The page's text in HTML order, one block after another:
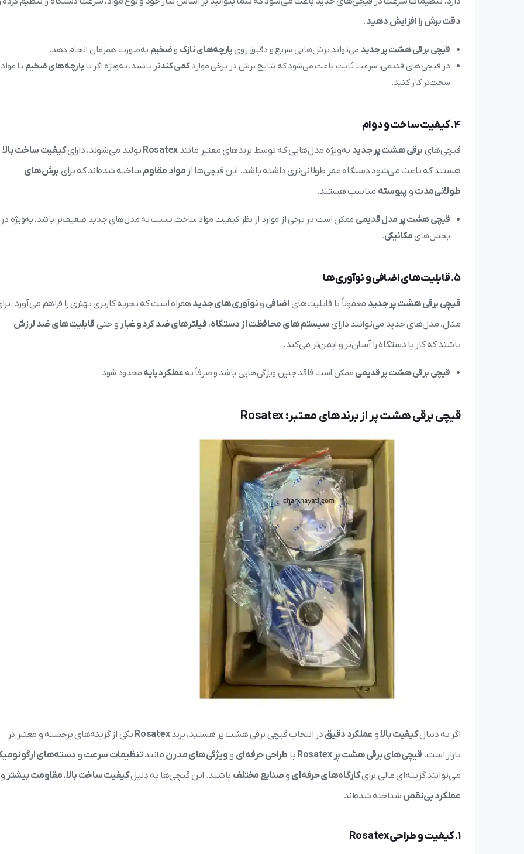
دقت برش را افزایش دهید.
قیچی برقی هشت پر جدید می‌تواند برش‌هایی سریع و دقیق روی پارچه‌های نازک و ضخیم به‌صورت همزمان انجام دهد.
در قیچی‌های قدیمی، سرعت ثابت باعث می‌شود که نتایج برش در برخی مواردکمی کندتر باشند، به‌ویژه اگر با پارچه‌های ضخیم یا مواد
سخت‌تر کار کنید.
4. کیفیت ساخت و دوام
قیچی‌های برقی هشت پر جدید به‌ویژه مدل‌هایی که توسط برندهای معتبر مانندRosatex تولید می‌شوند، دارایکیفیت ساخت بالا
هستند که باعث می‌شود دستگاه عمر طولانی‌تری داشته باشد. این قیچی‌ها از مواد مقاوم ساخته شده‌اند که برای برش‌های
طولانی‌مدت و پیوسته مناسب هستند.
قیچی هشت پر مدل قدیمی ممکن است در برخی از موارد از نظر کیفیت مواد ساخت نسبت به مدل‌های جدید ضعیف‌تر باشد، به‌ویژه در
بخش‌های مکانیکی.
5. قابلیت‌های اضافی و نوآوری‌ها
قیچی برقی هشت پر جدید معمولاً با قابلیت‌های اضافی ونوآوری‌های جدید همراه است که تجربه کاربری بهتری را فراهم می‌آورد.
مثال، مدل‌های جدید می‌توانند دارایسیستم‌های محافظت از دستگاه، فیلترهای ضد گرد و غبار و حتی قابلیت‌های ضد لرزش
باشند که کار با دستگاه را آسان‌تر و ایمن‌تر می‌کند.
قیچی برقی هشت پر قدیمی ممکن است فاقد چنین ویژگی‌هایی باشد و صرفاً به عملکرد پایه محدود شود.
قیچی برقی هشت پر از برندهای معتبر: Rosatex
اگر به دنبالکیفیت بالاو عملکرد دقیق در انتخاب قیچی برقی هشت پر هستید، برندRosatex یکی از گزینه‌های برجسته و معتبر در
بازار است. قیچی‌های برقی هشت پر Rosatex با طراحی حرفه‌ای وویژگی‌های مدرن مانند تنظیمات سرعت و دسته‌های
می‌توانند گزینه‌ای عالی برایکارگاه‌های حرفه‌ای وصنایع مختلف باشند. این قیچی‌ها به دلیلکیفیت ساخت بالا، مقاومت بیشتر و
عملکرد بی‌نقص شناخته شده‌اند.
1. کیفیت و طراحی Rosatex